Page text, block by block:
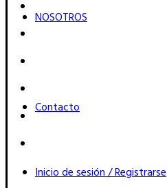
NOSOTROS
Contacto
Inicio de sesión / Registrarse